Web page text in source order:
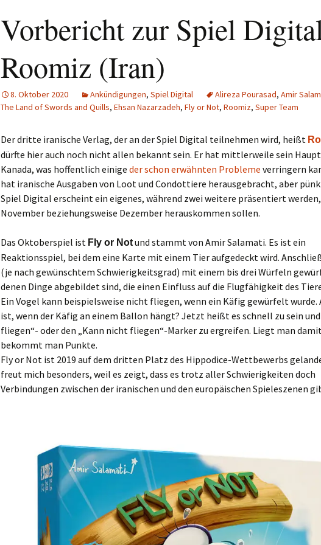
Vorbericht zur Spiel
Roomiz (Iran)
8. Oktober 2020 Ankündigungen, Spiel Digital Alireza Pourasad, Amir
The Land of Swords and Quills, Ehsan Nazarzadeh, Fly or Not, Roomiz, Super Team
Der dritte iranische Verlag, der an der Spiel Digital teilnehmen wird, heißt
dürfte hier auch noch nicht allen bekannt sein. Er hat mittlerweile sein
Kanada, was hoffentlich einige der schon erwähnten Probleme verringern
hat iranische Ausgaben von Loot und Condottiere herausgebracht, aber
Spiel Digital erscheint ein eigenes, während zwei weitere präsentiert
November beziehungsweise Dezember herauskommen sollen.
Das Oktoberspiel ist Fly or Notund stammt von Amir Salamati. Es ist ein
Reaktionsspiel, bei dem eine Karte mit einem Tier aufgedeckt wird.
(je nach gewünschtem Schwierigkeitsgrad) mit einem bis drei Würfeln
denen Dinge abgebildet sind, die einen Einfluss auf die Flugfähigkeit des
Ein Vogel kann beispielsweise nicht fliegen, wenn ein Käfig gewürfelt wurde.
ist, wenn der Käfig an einem Ballon hängt? Jetzt heißt es schnell zu sein und
fliegen“- oder den „Kann nicht fliegen“-Marker zu ergreifen. Liegt man
bekommt man Punkte.
Fly or Not ist 2019 auf dem dritten Platz des Hippodice-Wettbewerbs
freut mich besonders, weil es zeigt, dass es trotz aller Schwierigkeiten doch
Verbindungen zwischen der iranischen und den europäischen Spieleszenen